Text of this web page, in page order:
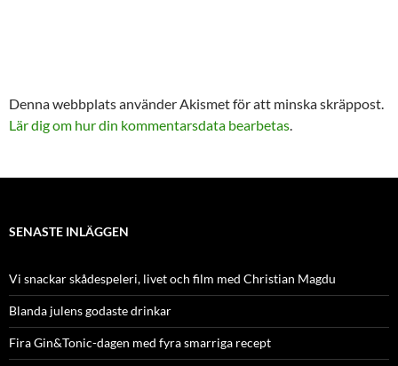
Denna webbplats använder Akismet för att minska skräppost.
Lär dig om hur din kommentarsdata bearbetas.
SENASTE INLÄGGEN
Vi snackar skådespeleri, livet och film med Christian Magdu
Blanda julens godaste drinkar
Fira Gin&Tonic-dagen med fyra smarriga recept